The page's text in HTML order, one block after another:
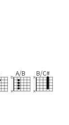
A/B B/C#